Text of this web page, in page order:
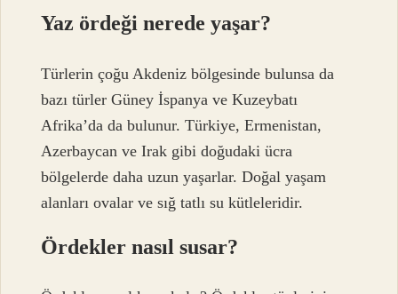
Yaz ördeği nerede yaşar?
Türlerin çoğu Akdeniz bölgesinde bulunsa da
bazı türler Güney İspanya ve Kuzeybatı
Afrika’da da bulunur. Türkiye, Ermenistan,
Azerbaycan ve Irak gibi doğudaki ücra
bölgelerde daha uzun yaşarlar. Doğal yaşam
alanları ovalar ve sığ tatlı su kütleleridir.
Ördekler nasıl susar?